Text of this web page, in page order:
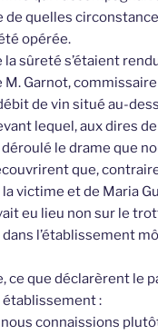
de quelles
opérée.
la sûreté s’étaient
Garnot,
de vin situé au-
lequel, aux dires
déroulé le drame que
que,
victime et de Maria
eu lieu non sur le
l’établissement
ce que déclarèrent le
:
connaissions